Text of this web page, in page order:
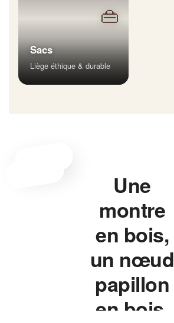
👜
Sacs
Liège éthique & durable
Une
montre
en bois,
un nœud
papillon
en bois,